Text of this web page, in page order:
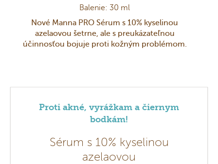
Balenie: 30 ml
Nové Manna PRO Sérum s 10% kyselinou
azelaovou šetrne, ale s preukázateľnou
účinnosťou bojuje proti kožným problémom.
Proti akné, vyrážkam a čiernym
bodkám!
Sérum s 10% kyselinou
azelaovou